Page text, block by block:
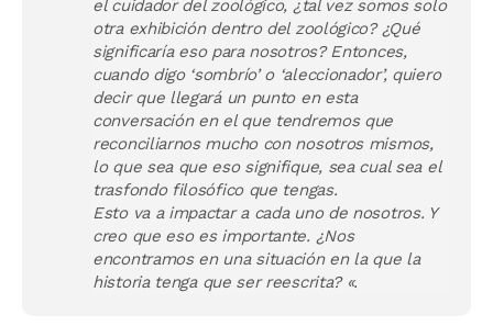
el cuidador del zoológico, ¿tal vez somos solo
otra exhibición dentro del zoológico? ¿Qué
significaría eso para nosotros? Entonces,
cuando digo ‘sombrío’ o ‘aleccionador’, quiero
decir que llegará un punto en esta
conversación en el que tendremos que
reconciliarnos mucho con nosotros mismos,
lo que sea que eso signifique, sea cual sea el
trasfondo filosófico que tengas.
Esto va a impactar a cada uno de nosotros. Y
creo que eso es importante. ¿Nos
encontramos en una situación en la que la
historia tenga que ser reescrita? «.